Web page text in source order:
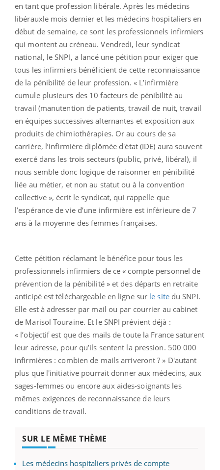
en tant que profession libérale. Après les médecins
libérauxle mois dernier et les médecins hospitaliers en
début de semaine, ce sont les professionnels infirmiers
qui montent au créneau. Vendredi, leur syndicat
national, le SNPI, a lancé une pétition pour exiger que
tous les infirmiers bénéficient de cette reconnaissance
de la pénibilité de leur profession. « L’infirmière
cumule plusieurs des 10 facteurs de pénibilité au
travail (manutention de patients, travail de nuit, travail
en équipes successives alternantes et exposition aux
produits de chimiothérapies. Or au cours de sa
carrière, l’infirmière diplômée d'état (IDE) aura souvent
exercé dans les trois secteurs (public, privé, libéral), il
nous semble donc logique de raisonner en pénibilité
liée au métier, et non au statut ou à la convention
collective », écrit le syndicat, qui rappelle que
l’espérance de vie d’une infirmière est inférieure de 7
ans à la moyenne des femmes françaises.
Cette pétition réclamant le bénéfice pour tous les
professionnels infirmiers de ce « compte personnel de
prévention de la pénibilité » et des départs en retraite
anticipé est téléchargeable en ligne sur le sitedu SNPI.
Elle est à adresser par mail ou par courrier au cabinet
de Marisol Touraine. Et le SNPI prévient déjà :
« l’objectif est que des mails de toute la France saturent
leur adresse, pour qu’ils sentent la pression. 500 000
infirmières : combien de mails arriveront ? » D'autant
plus que l'initiative pourrait donner aux médecins, aux
sages-femmes ou encore aux aides-soignants les
mêmes exigences de reconnaissance de leurs
conditions de travail.
SUR LE MÊME THÈME
Les médecins hospitaliers privés de compte